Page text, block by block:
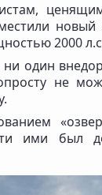
новый
2000
один
не
ими был